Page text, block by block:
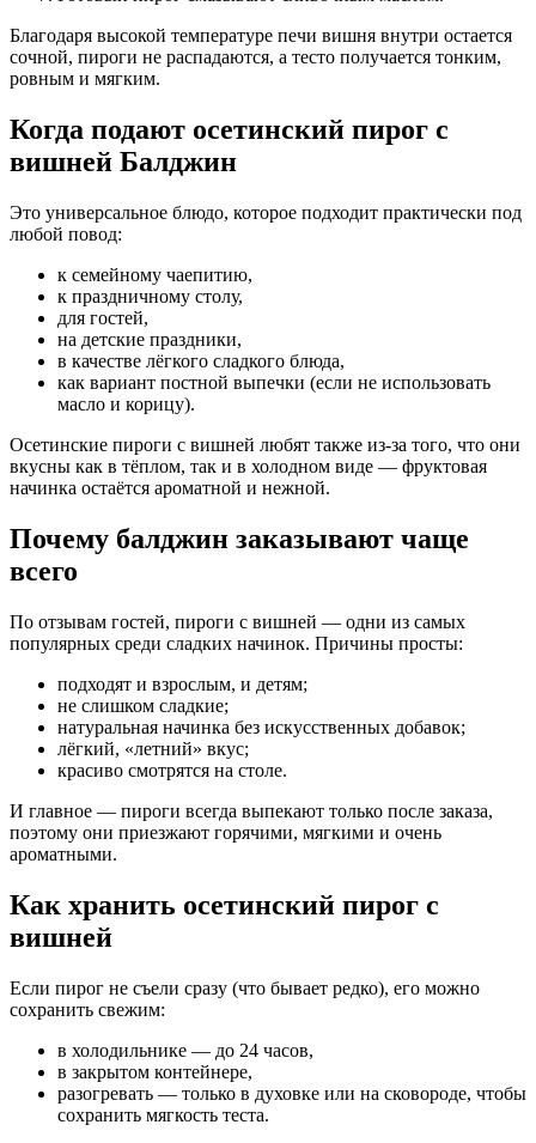
Благодаря высокой температуре печи вишня внутри остается
сочной, пироги не распадаются, а тесто получается тонким,
ровным и мягким.
Когда подают осетинский пирог с
вишней Балджин
Это универсальное блюдо, которое подходит практически под
любой повод:
к семейному чаепитию,
к праздничному столу,
для гостей,
на детские праздники,
в качестве лёгкого сладкого блюда,
как вариант постной выпечки (если не использовать
масло и корицу).
Осетинские пироги с вишней любят также из-за того, что они
вкусны как в тёплом, так и в холодном виде — фруктовая
начинка остаётся ароматной и нежной.
Почему балджин заказывают чаще
всего
По отзывам гостей, пироги с вишней — одни из самых
популярных среди сладких начинок. Причины просты:
подходят и взрослым, и детям;
не слишком сладкие;
натуральная начинка без искусственных добавок;
лёгкий, «летний» вкус;
красиво смотрятся на столе.
И главное — пироги всегда выпекают только после заказа,
поэтому они приезжают горячими, мягкими и очень
ароматными.
Как хранить осетинский пирог с
вишней
Если пирог не съели сразу (что бывает редко), его можно
сохранить свежим:
в холодильнике — до 24 часов,
в закрытом контейнере,
разогревать — только в духовке или на сковороде, чтобы
сохранить мягкость теста.